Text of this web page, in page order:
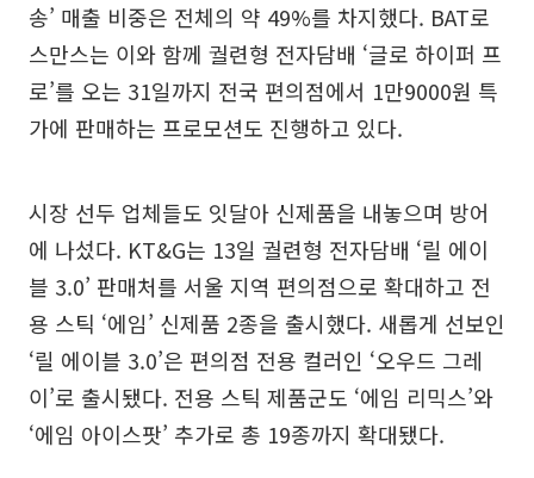
송’ 매출 비중은 전체의 약 49%를 차지했다. BAT로
스만스는 이와 함께 궐련형 전자담배 ‘글로 하이퍼 프
로’를 오는 31일까지 전국 편의점에서 1만9000원 특
가에 판매하는 프로모션도 진행하고 있다.
시장 선두 업체들도 잇달아 신제품을 내놓으며 방어
에 나섰다. KT&G는 13일 궐련형 전자담배 ‘릴 에이
블 3.0’ 판매처를 서울 지역 편의점으로 확대하고 전
용 스틱 ‘에임’ 신제품 2종을 출시했다. 새롭게 선보인
‘릴 에이블 3.0’은 편의점 전용 컬러인 ‘오우드 그레
이’로 출시됐다. 전용 스틱 제품군도 ‘에임 리믹스’와
‘에임 아이스팟’ 추가로 총 19종까지 확대됐다.